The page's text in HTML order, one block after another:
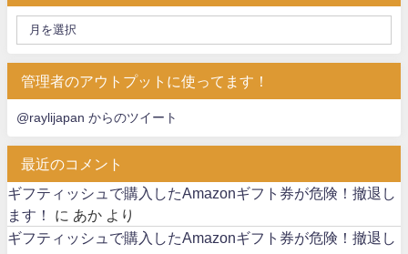
管理者のアウトプットに使ってます！
@raylijapan からのツイート
最近のコメント
ギフティッシュで購入したAmazonギフト券が危険！撤退し
ます！
に あか より
ギフティッシュで購入したAmazonギフト券が危険！撤退し